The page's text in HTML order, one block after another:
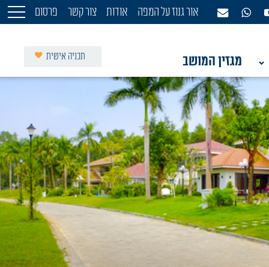
אור גנוז על המפה אודות צור קשר פרסום
מגזין המושב תכניה אישית